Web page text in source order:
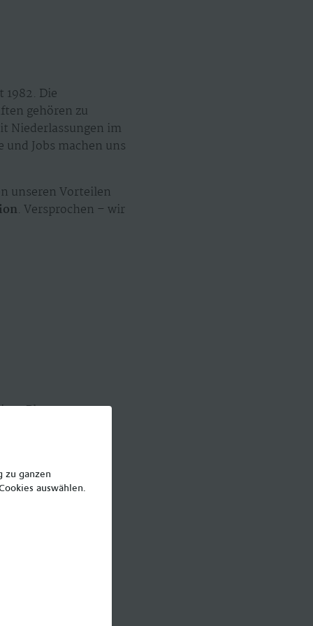
Die
gehören zu
Niederlassungen im
Jobs machen uns
unseren Vorteilen
. Versprochen – wir
Planung
ein
zu ganzen
auswählen.